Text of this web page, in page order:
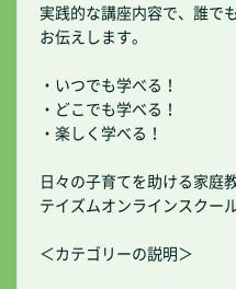
実践的な講座内容で、誰で
お伝えします。
・いつでも学べる！
・どこでも学べる！
・楽しく学べる！
日々の子育てを助ける家庭
テイズムオンラインスクール
＜カテゴリーの説明＞